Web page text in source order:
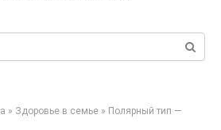
» Здоровье в семье » Полярный тип —